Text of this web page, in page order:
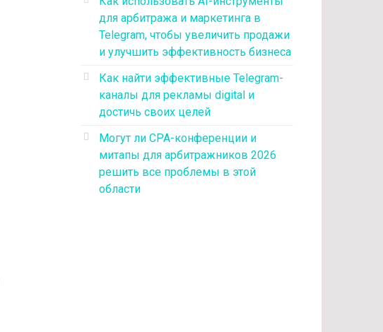
для арбитража и маркетинга в
Telegram, чтобы увеличить продажи
и улучшить эффективность бизнеса
Как найти эффективные Telegram-
каналы для рекламы digital и
достичь своих целей
Могут ли CPA-конференции и
митапы для арбитражников 2026
решить все проблемы в этой
области